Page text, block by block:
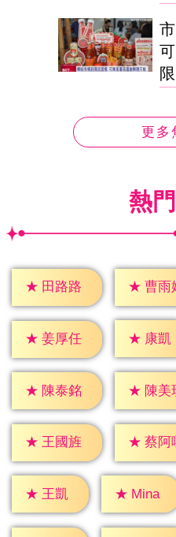
更多
熱
★ 田路路 ★ 曹雨
★ 姜厚任 ★ 康凱
★ 陳泰銘 ★ 陳美
★ 王國旌 ★ 蔡阿
★ 王凱 ★ Mina